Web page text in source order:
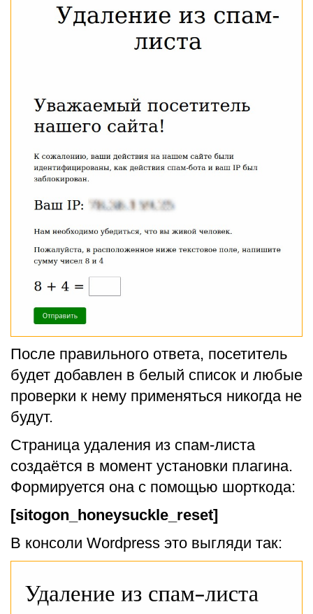
После правильного ответа, посетитель
будет добавлен в белый список и любые
проверки к нему применяться никогда не
будут.
Страница удаления из спам-листа
создаётся в момент установки плагина.
Формируется она с помощью шорткода:
[sitogon_honeysuckle_reset]
В консоли Wordpress это выгляди так: